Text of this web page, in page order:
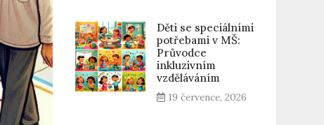
Děti se speciálními
potřebami v MŠ:
Průvodce
inkluzivním
vzděláváním
19 července, 2026